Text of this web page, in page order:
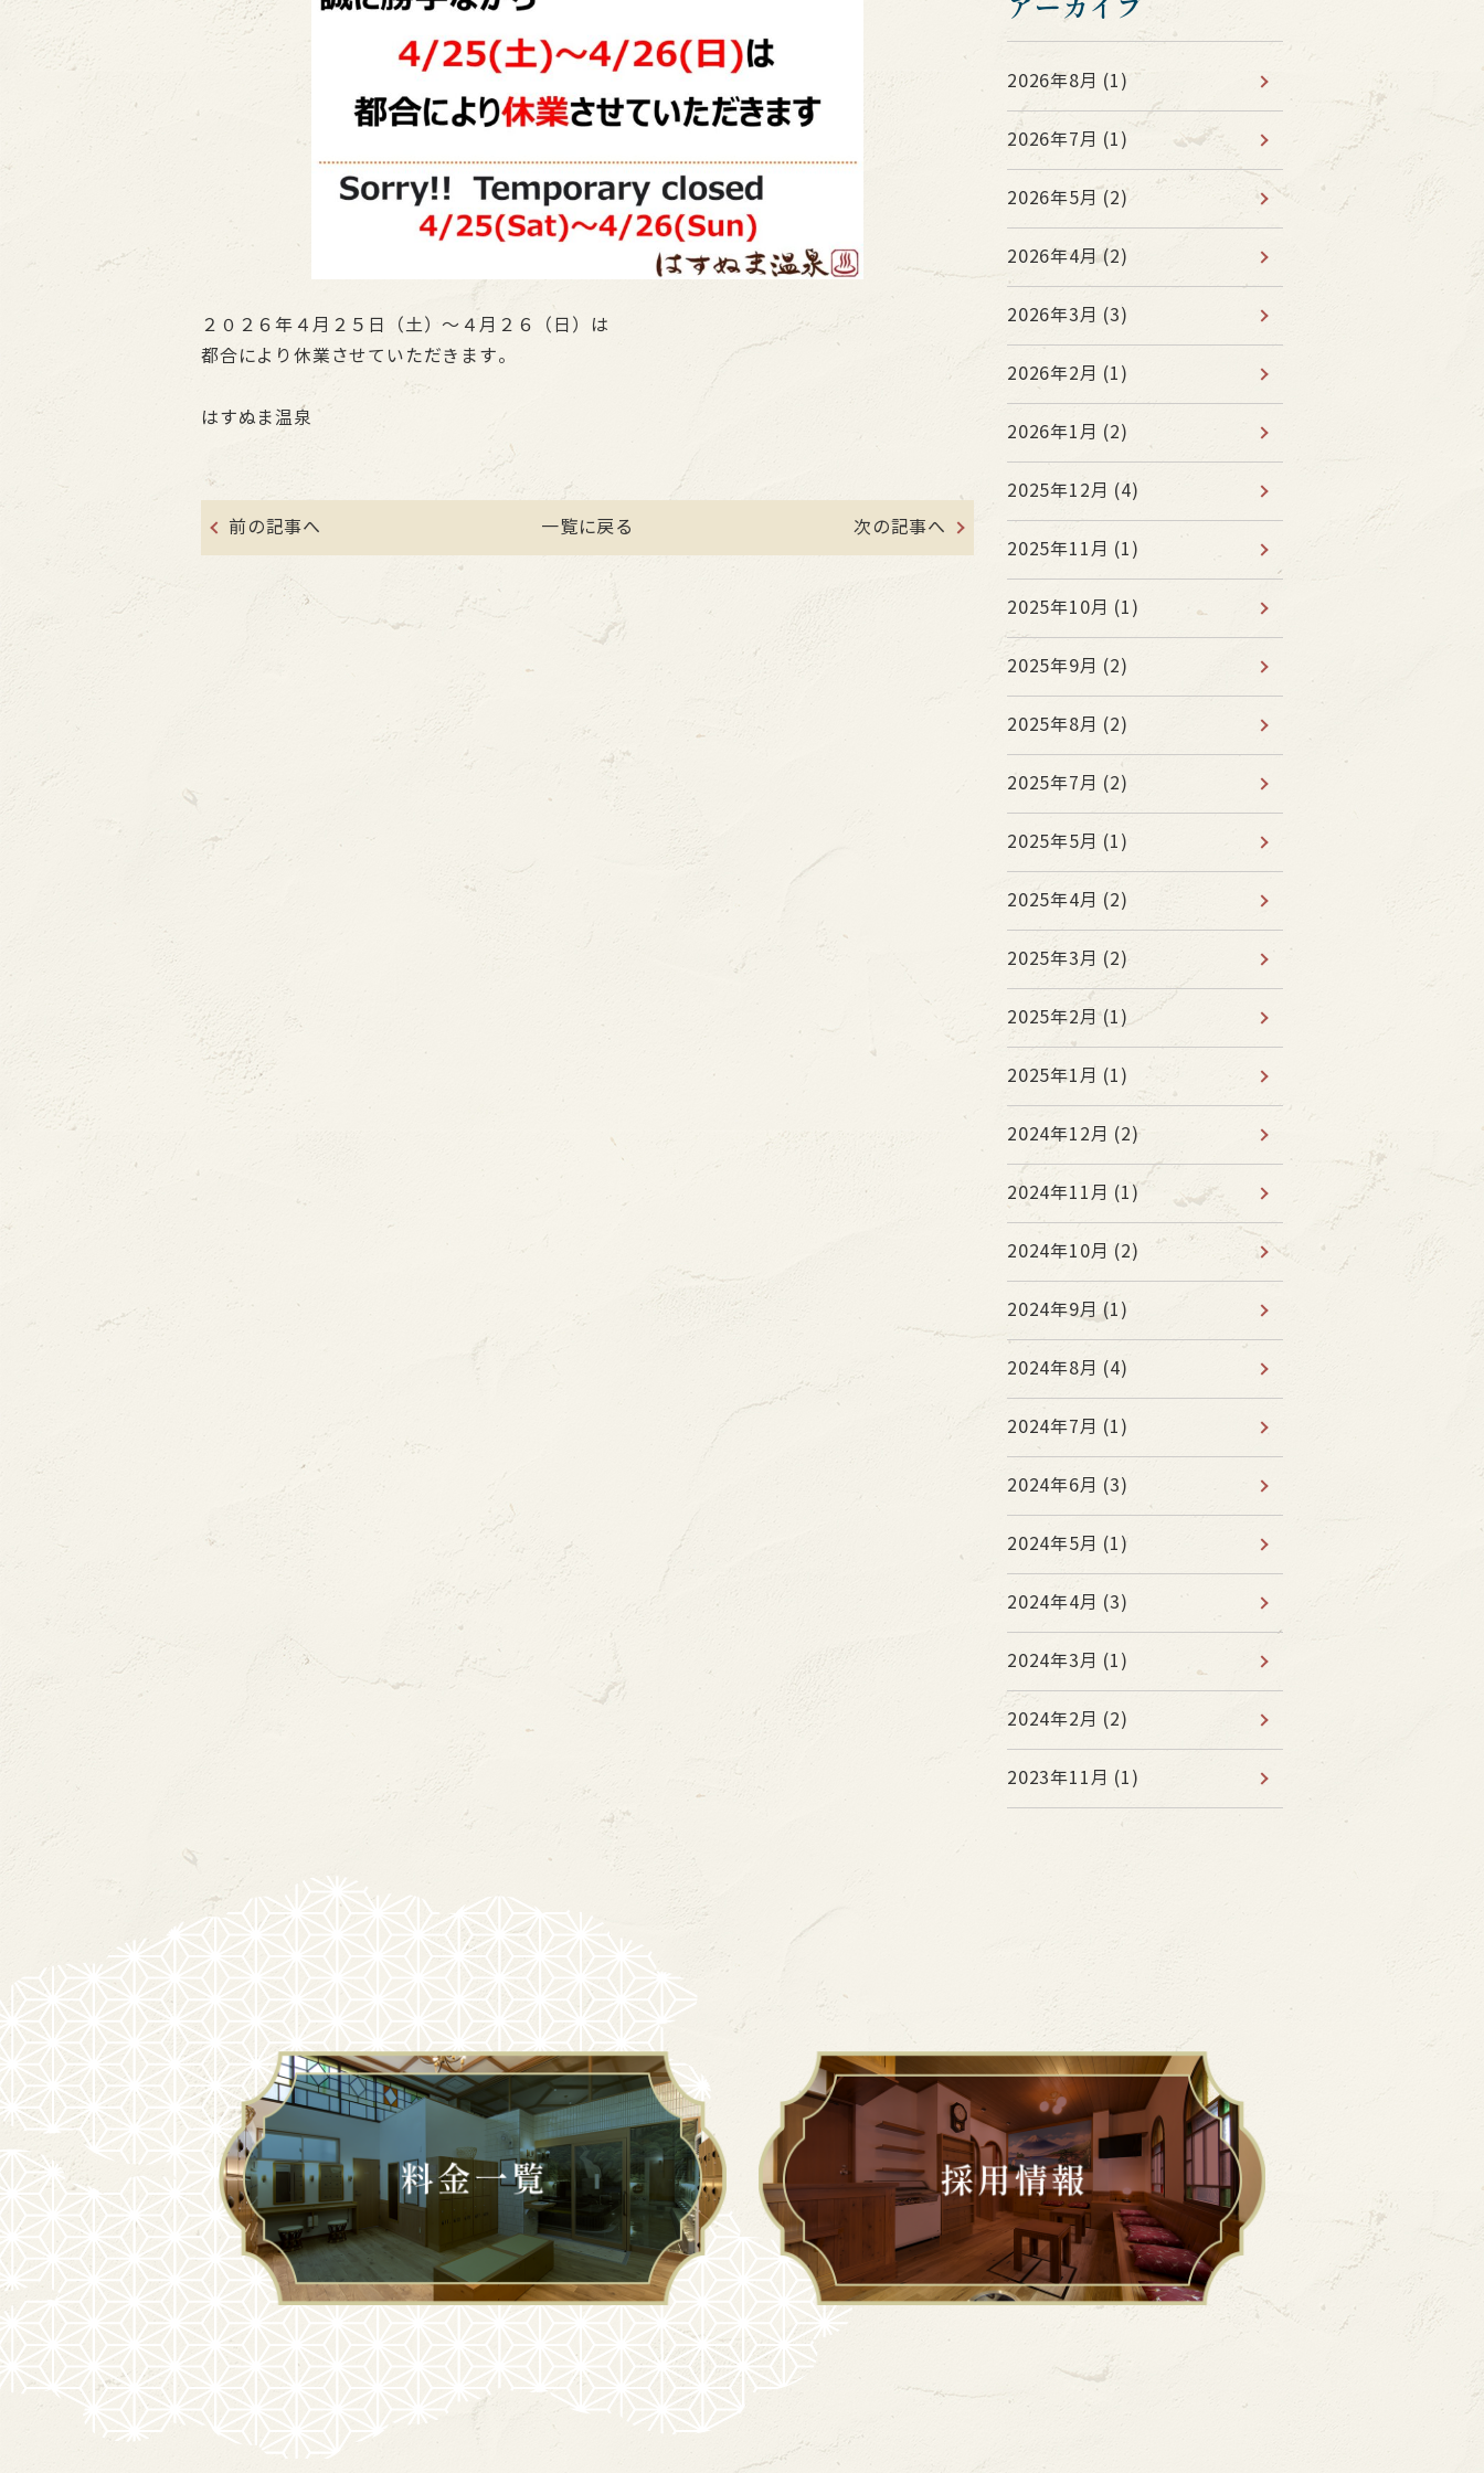
２０２６年４月２５日（土）～４月２６（日）は
都合により休業させていただきます。
はすぬま温泉
前の記事へ 一覧に戻る 次の記事へ
2026年8月 (1)
2026年7月 (1)
2026年5月 (2)
2026年4月(2)
2026年3月 (3)
2026年2月 (1)
2026年1月 (2)
2025年12月 (4)
2025年11月 (1)
2025年10月 (1)
2025年9月 (2)
2025年8月 (2)
2025年7月 (2)
2025年5月 (1)
2025年4月 (2)
2025年3月 (2)
2025年2月(1)
2025年1月 (1)
2024年12月 (2)
2024年11月 (1)
2024年10月 (2)
2024年9月(1)
2024年8月 (4)
2024年7月 (1)
2024年6月 (3)
2024年5月 (1)
2024年4月 (3)
2024年3月 (1)
2024年2月 (2)
2023年11月 (1)